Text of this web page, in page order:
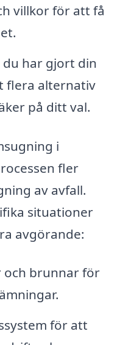
villkor för att få
du har gjort din
flera alternativ
på ditt val.
i
fler
av avfall.
situationer
avgörande:
och brunnar för
för att